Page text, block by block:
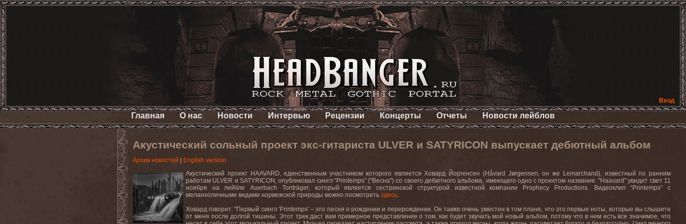
Вход
Главная О нас Новости Интервью Рецензии Концерты Отчеты Новости лейблов
Акустический сольный проект экс-гитариста ULVER и SATYRICON выпускает дебютный альбом
Архив новостей
English version
Акустический проект HAAVARD, единственным участником которого является Ховард Йоргенсен (Håvard Jørgensen, он же Lemarchand), известный по ранним
работам ULVER и SATYRICON, опубликовал сингл “Printemps” ("Весна") cо своего дебютного альбома, имеющего одно с проектом название. "Haavard" увидит свет 11
ноября на лейбле Auerbach Tonträger, который является сестринской структурой известной компании Prophecy Productions. Видеоклип “Printemps” с
меланхоличными видами норвежской природы можно посмотреть здесь.
Ховард говорит: "Первый сингл 'Printemps' – это песня о рождении и перерождении. Он также очень уместен в том плане, что это первые ноты, которые вы слышите
от меня после долгой тишины. Этот трек даст вам примерное представление о том, как будет звучать мой новый альбом, потому что в нем есть все значимое, что